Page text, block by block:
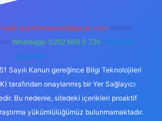
mail: backlinkpaneli@gmail.com Teams:
Whatsapp: 0262 606 0 726 Telegram:
@karabul
Sayılı Kanun gereğince Bilgi Teknolojileri
tarafından onaylanmış bir Yer Sağlayıcı
Bu nedenle, sitedeki içerikleri proaktif
yükümlülüğümüz bulunmamaktadır.